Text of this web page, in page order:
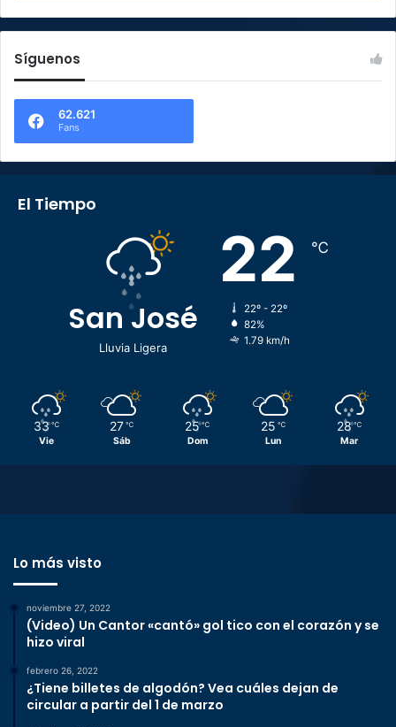
Síguenos
62.621
Fans
El Tiempo
San José
Lluvia Ligera
22 ℃
22º - 22º
82%
1.79 km/h
33 ℃
Vie
27 ℃
Sáb
25 ℃
Dom
25 ℃
Lun
28 ℃
Mar
Lo más visto
noviembre 27, 2022
(Video) Un Cantor «cantó» gol tico con el corazón y se
hizo viral
febrero 26, 2022
¿Tiene billetes de algodón? Vea cuáles dejan de
circular a partir del 1 de marzo